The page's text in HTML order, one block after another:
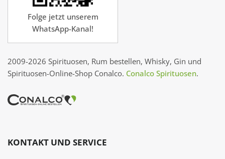
Folge jetzt unserem
WhatsApp-Kanal!
2009-2026 Spirituosen, Rum bestellen, Whisky, Gin und
Spirituosen-Online-Shop Conalco. Conalco Spirituosen.
KONTAKT UND SERVICE